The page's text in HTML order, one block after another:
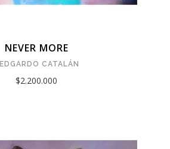
NEVER MORE
EDGARDO CATALÁN
$2.200.000